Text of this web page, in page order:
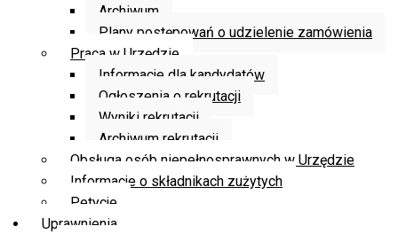
Archiwum
Plany postępowań o udzielenie zamówienia
Praca w Urzędzie
Informacje dla kandydatów
Ogłoszenia o rekrutacji
Wyniki rekrutacji
Archiwum rekrutacji
Obsługa osób niepełnosprawnych w Urzędzie
Informacje o składnikach zużytych
Petycje
Uprawnienia